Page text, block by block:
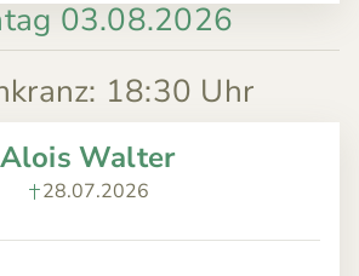
03.08.2026
: 18:30 Uhr
Alois Walter
28.07.2026